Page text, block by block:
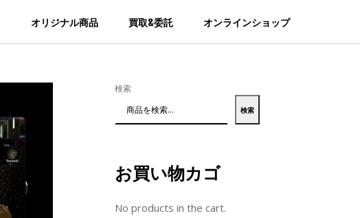
オリジナル商品 買取&委託 オンラインショップ
検索
検索
お買い物カゴ
No products in the cart.